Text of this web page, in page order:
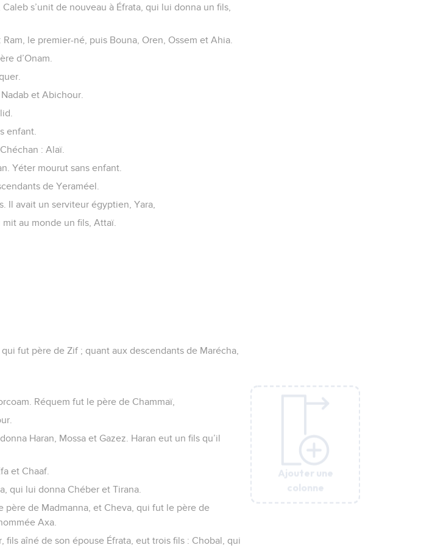
Ajouter une
colonne
s’unit de nouveau à Éfrata, qui lui donna un fils,
le premier-né, puis Bouna, Oren, Ossem et Ahia.
d’Onam.
et Abichour.
enfant.
: Alaï.
Yéter mourut sans enfant.
de Yeraméel.
Il avait un serviteur égyptien, Yara,
au monde un fils, Attaï.
fut père de Zif ; quant aux descendants de Marécha,
Réquem fut le père de Chammaï,
Haran, Mossa et Gazez. Haran eut un fils qu’il
et Chaaf.
qui lui donna Chéber et Tirana.
de Madmanna, et Cheva, qui fut le père de
Axa.
fils aîné de son épouse Éfrata, eut trois fils : Chobal, qui
Ajouter une
colonne
Ajouter une
colonne
Ajouter une
colonne
Ajouter une
colonne